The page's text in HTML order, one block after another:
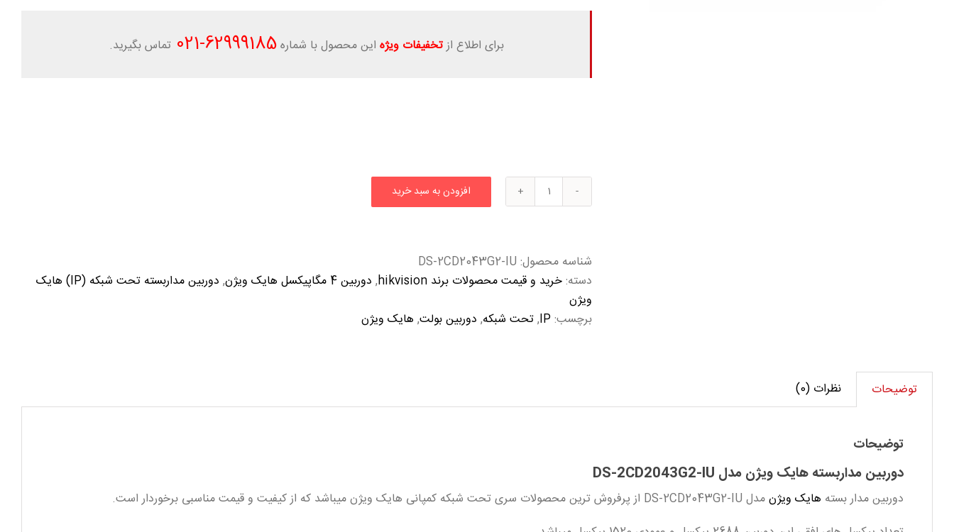
برای اطلاع ازتخفیفات ویژه این محصول با شماره62999185
-021 تماس بگیرید.
افزودن به سبد خرید
شناسه محصول: DS-2CD2043G2-IU
دسته:خرید و قیمت محصولات برند hikvision , دوربین 4 مگاپیکسل هایک ویژن ,
دوربین مداربسته تحت شبکه (IP) هایک
ویژن
برچسب:IP
,تحت شبکه, دوربین بولت, هایک ویژن
توضیحات نظرات (0)
توضیحات
دوربین مداربسته هایک ویژن مدل DS-2CD2043G2-IU
دوربین مدار بسته هایک ویژنمدل DS-2CD2043G2-IU از پرفروش ترین محصولات سری تحت شبکه کمپانی هایک ویژن میباشد که از کیفیت و قیمت مناسبی برخوردار است.